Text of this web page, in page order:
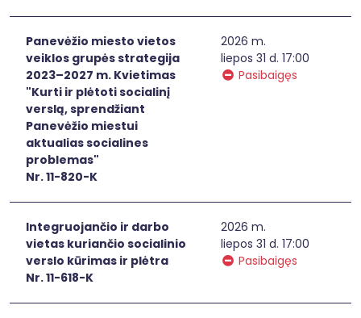
Panevėžio miesto vietos
veiklos grupės strategija
2023–2027 m. Kvietimas
"Kurti ir plėtoti socialinį
verslą, sprendžiant
Panevėžio miestui
aktualias socialines
problemas"
Nr. 11-820-K
2026 m.
liepos 31 d. 17:00
Pasibaigęs
Integruojančio ir darbo
vietas kuriančio socialinio
verslo kūrimas ir plėtra
Nr. 11-618-K
2026 m.
liepos 31 d. 17:00
Pasibaigęs